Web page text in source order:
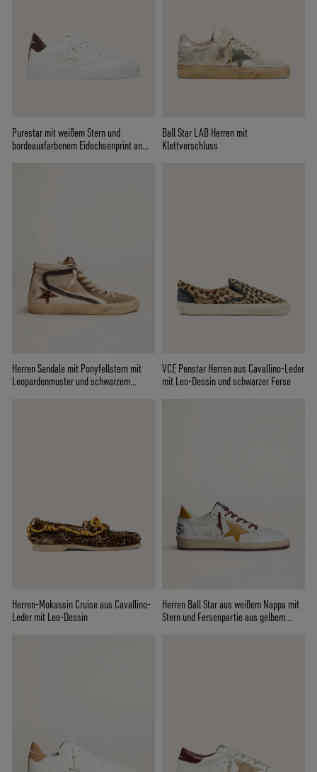
Purestar mit weißem Stern und
bordeauxfarbenem Eidechsenprint an
Ball Star LAB Herren mit
Klettverschluss
Herren Sandale mit Ponyfellstern mit
Leopardenmuster und schwarzem
VCE Penstar Herren aus Cavallino-Leder
mit Leo-Dessin und schwarzer Ferse
Herren-Mokassin Cruise aus Cavallino-
Leder mit Leo-Dessin
Herren Ball Star aus weißem Nappa mit
Stern und Fersenpartie aus gelbem